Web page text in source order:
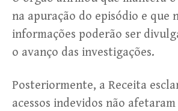
na apuração do episódio e que
informações poderão ser
o avanço das investigações.
Posteriormente, a Receita
acessos indevidos não